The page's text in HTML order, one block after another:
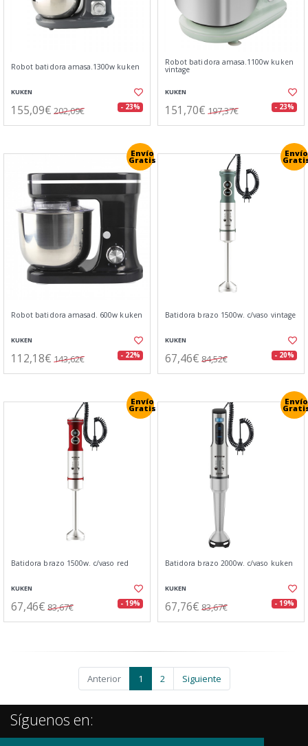
Robot batidora amasa.1300w kuken
KUKEN
155,09€ 202,09€ - 23%
Robot batidora amasa.1100w kuken
vintage
KUKEN
151,70€ 197,37€ - 23%
Envío
Gratis
Robot batidora amasad. 600w kuken
KUKEN
112,18€ 143,62€ - 22%
Envío
Batidora brazo 1500w. c/vaso vintage
KUKEN
67,46€ 84,52€ - 20%
Envío
Gratis
Batidora brazo 1500w. c/vaso red
KUKEN
67,46€ 83,67€ - 19%
Envío
Batidora brazo 2000w. c/vaso kuken
KUKEN
67,76€ 83,67€ - 19%
Anterior 1 2 Siguiente
Síguenos en: